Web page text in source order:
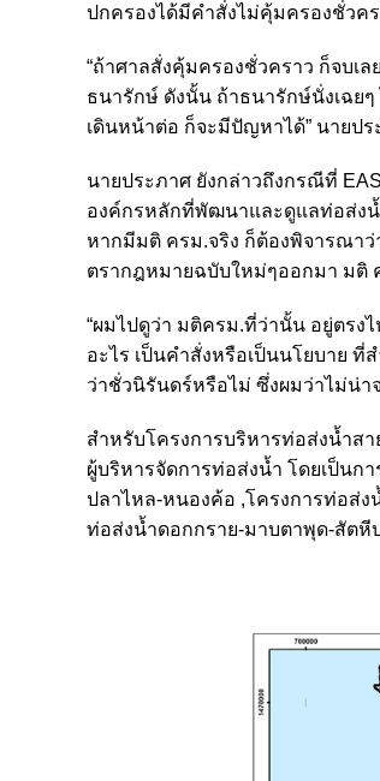
ปกครองได้มีคำสั่งไม่คุ้มครองชั่วค
“ถ้าศาลสั่งคุ้มครองชั่วคราว ก็จบเ
ธนารักษ์ ดังนั้น ถ้าธนารักษ์นั่งเฉยๆ
เดินหน้าต่อ ก็จะมีปัญหาได้” นายปร
นายประภาศ ยังกล่าวถึงกรณีที่
องค์กรหลักที่พัฒนาและดูแลท่อส่งน้
หากมีมติ ครม.จริง ก็ต้องพิจารณาว่
ตรากฎหมายฉบับใหม่ๆออกมา มติ
“ผมไปดูว่า มติครม.ที่ว่านั้น อยู่ตรง
อะไร เป็นคำสั่งหรือเป็นนโยบาย
ว่าชั่วนิรันดร์หรือไม่ ซึ่งผมว่าไม่น่า
สำหรับโครงการบริหารท่อส่งน้ำส
ผู้บริหารจัดการท่อส่งน้ำ โดยเป็นก
ปลาไหล-หนองค้อ ,โครงการท่อส่
ท่อส่งน้ำดอกกราย-มาบตาพุด-สัตหี